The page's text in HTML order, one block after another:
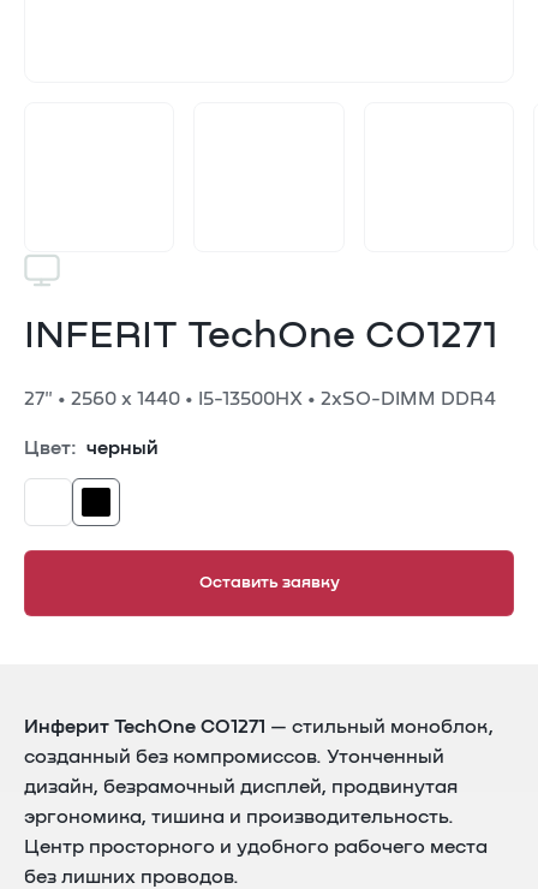
INFERIT TechOne CO1271
27" • 2560 х 1440 • I5-13500HX • 2xSO-DIMM DDR4
Цвет: черный
Оставить заявку
Инферит TechOne CO1271 — стильный моноблок,
созданный без компромиссов. Утонченный
дизайн, безрамочный дисплей, продвинутая
эргономика, тишина и производительность.
Центр просторного и удобного рабочего места
без лишних проводов.